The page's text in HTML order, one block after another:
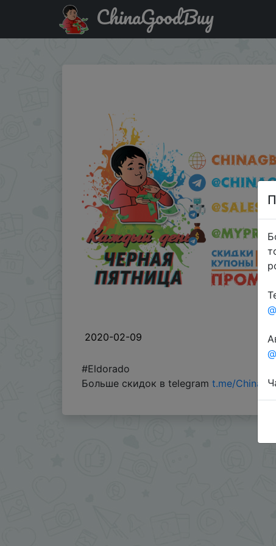
Придбати по знижці УТРО10000 Наушники с
ChinaGoodBuy
2020-02-09
#Eldorado
Больше скидок в telegram t.me/